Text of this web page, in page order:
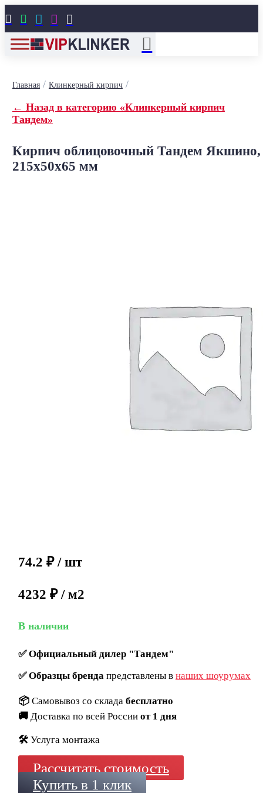
    
Главная/ Клинкерный кирпич/
← Назад в категорию «Клинкерный кирпич
Тандем»
Кирпич облицовочный Тандем Якшино,
215x50x65 мм
74.2 ₽ / шт
4232 ₽ / м2
В наличии
✅Официальный дилер "Тандем"
✅Образцы брендапредставлены в наших шоурумах
📦 Самовывоз со склада бесплатно
🚚 Доставка по всей России от 1 дня
🛠️ Услуга монтажа
Рассчитать стоимость
Купить в 1 клик